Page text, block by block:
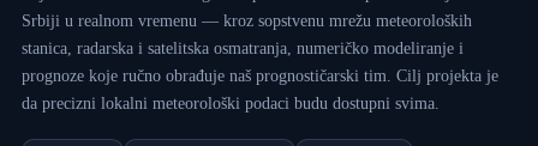
Srbiji u realnom vremenu — kroz sopstvenu mrežu meteoroloških
stanica, radarska i satelitska osmatranja, numeričko modeliranje i
prognoze koje ručno obrađuje naš prognostičarski tim. Cilj projekta je
da precizni lokalni meteorološki podaci budu dostupni svima.